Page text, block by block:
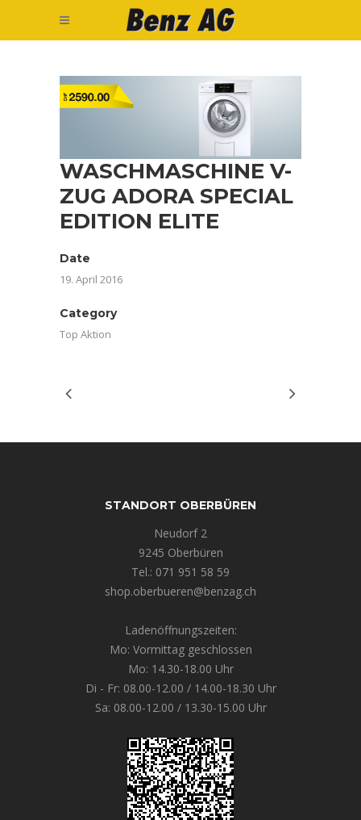
WASCHMASCHINE V-
ZUG ADORA SPECIAL
EDITION ELITE
Date
19. April 2016
Category
Top Aktion
STANDORT OBERBÜREN
Neudorf 2
9245 Oberbüren
Tel.: 071 951 58 59
shop.oberbueren@benzag.ch
Ladenöffnungszeiten:
Mo: Vormittag geschlossen
Mo: 14.30-18.00 Uhr
Di - Fr: 08.00-12.00 / 14.00-18.30 Uhr
Sa: 08.00-12.00 / 13.30-15.00 Uhr